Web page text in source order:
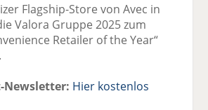
Flagship-Store von Avec in
Valora Gruppe 2025 zum
Retailer of the Year“
Newsletter: Hier kostenlos